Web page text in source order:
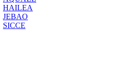
HAILEA
JEBAO
SICCE